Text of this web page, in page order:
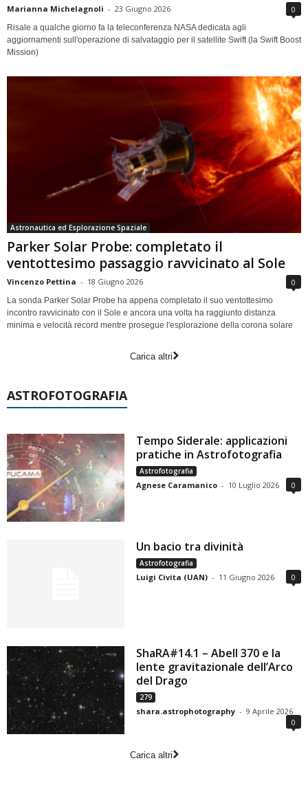
Marianna Michelagnoli - 23 Giugno 2026 0
Risale a qualche giorno fa la teleconferenza NASA dedicata agli
aggiornamenti sull'operazione di salvataggio per il satellite Swift (la Swift Boost
Mission)
Astronautica ed Esplorazione Spaziale
Parker Solar Probe: completato il
ventottesimo passaggio ravvicinato al Sole
Vincenzo Pettina - 18 Giugno 2026 0
La sonda Parker Solar Probe ha appena completato il suo ventottesimo
incontro ravvicinato con il Sole e ancora una volta ha raggiunto distanza
minima e velocità record mentre prosegue l'esplorazione della corona solare
Carica altri
ASTROFOTOGRAFIA
Tempo Siderale: applicazioni
pratiche in Astrofotografia
Astrofotografia
Agnese Caramanico - 10 Luglio 2026 0
Un bacio tra divinità
Astrofotografia
Luigi Civita (UAN) - 11 Giugno 2026 0
ShaRA#14.1 – Abell 370 e la
lente gravitazionale dell’Arco
del Drago
279
shara.astrophotography - 9 Aprile 2026
0
Carica altri